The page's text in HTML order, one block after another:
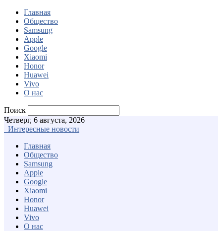
Главная
Общество
Samsung
Apple
Google
Xiaomi
Honor
Huawei
Vivo
О нас
Поиск
Четверг, 6 августа, 2026
Интересные новости
Главная
Общество
Samsung
Apple
Google
Xiaomi
Honor
Huawei
Vivo
О нас